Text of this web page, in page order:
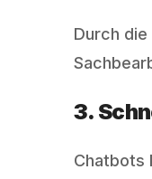
Durch
3.
Chatbots